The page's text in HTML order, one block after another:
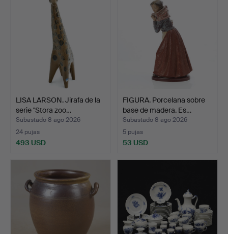
LISA LARSON. Jirafa de la
serie "Stora zoo…
Subastado 8 ago 2026
24 pujas
493 USD
FIGURA. Porcelana sobre
base de madera. Es…
Subastado 8 ago 2026
5 pujas
53 USD